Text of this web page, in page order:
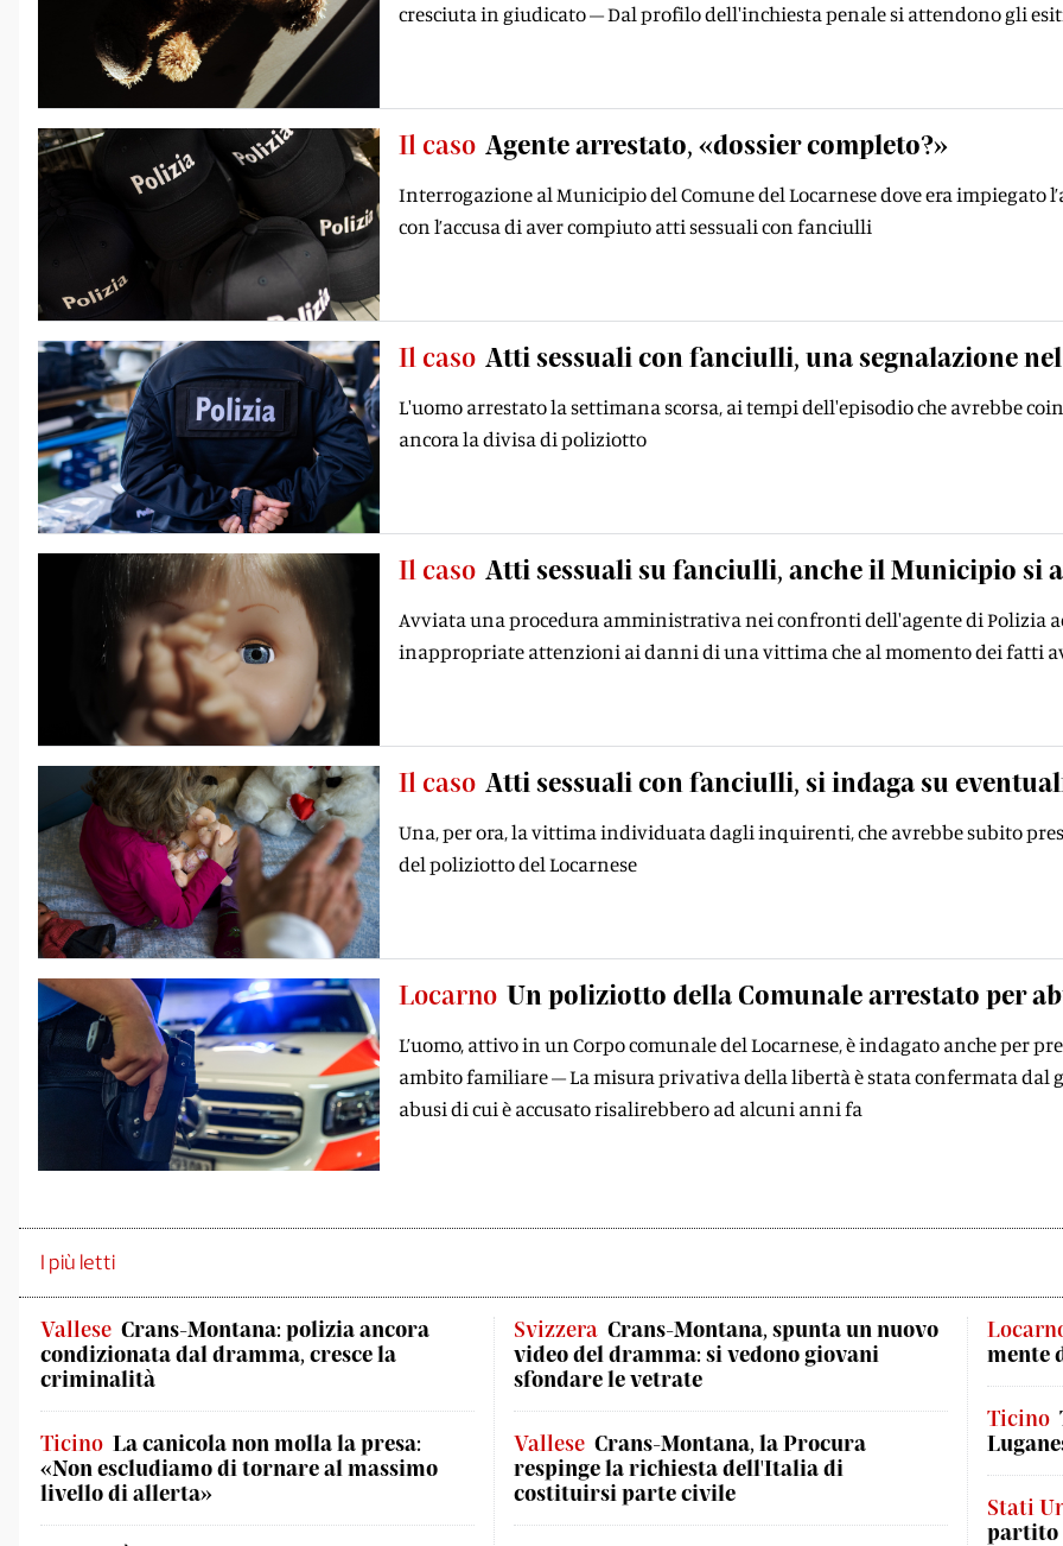
cresciuta in giudicato – Dal profilo dell'inchiesta penale si attendono gli
Il caso Agente arrestato, «dossier completo?»
Interrogazione al Municipio del Comune del Locarnese dove era impiegato
con l’accusa di aver compiuto atti sessuali con fanciulli
Il caso Atti sessuali con fanciulli, una segnalazione
L'uomo arrestato la settimana scorsa, ai tempi dell'episodio che avrebbe
ancora la divisa di poliziotto
Il caso Atti sessuali su fanciulli, anche il Municipio si
Avviata una procedura amministrativa nei confronti dell'agente di Polizia
inappropriate attenzioni ai danni di una vittima che al momento dei fatti
Il caso Atti sessuali con fanciulli, si indaga su
Una, per ora, la vittima individuata dagli inquirenti, che avrebbe subito
del poliziotto del Locarnese
Locarno Un poliziotto della Comunale arrestato per
L’uomo, attivo in un Corpo comunale del Locarnese, è indagato anche per
ambito familiare – La misura privativa della libertà è stata confermata dal
abusi di cui è accusato risalirebbero ad alcuni anni fa
I più letti
Vallese Crans-Montana: polizia ancora
condizionata dal dramma, cresce la
criminalità
Ticino La canicola non molla la presa:
«Non escludiamo di tornare al massimo
livello di allerta»
Svizzera Crans-Montana, spunta un nuovo
video del dramma: si vedono giovani
sfondare le vetrate
Vallese Crans-Montana, la Procura
respinge la richiesta dell'Italia di
costituirsi parte civile
mente
Ticino
Stati
partito